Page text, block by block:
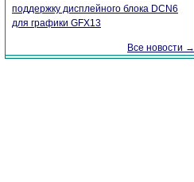
поддержку дисплейного блока DCN6
для графики GFX13
Все новости →